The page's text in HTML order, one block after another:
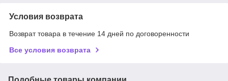
Условия возврата
Возврат товара в течение 14 дней по договоренности
Все условия возврата